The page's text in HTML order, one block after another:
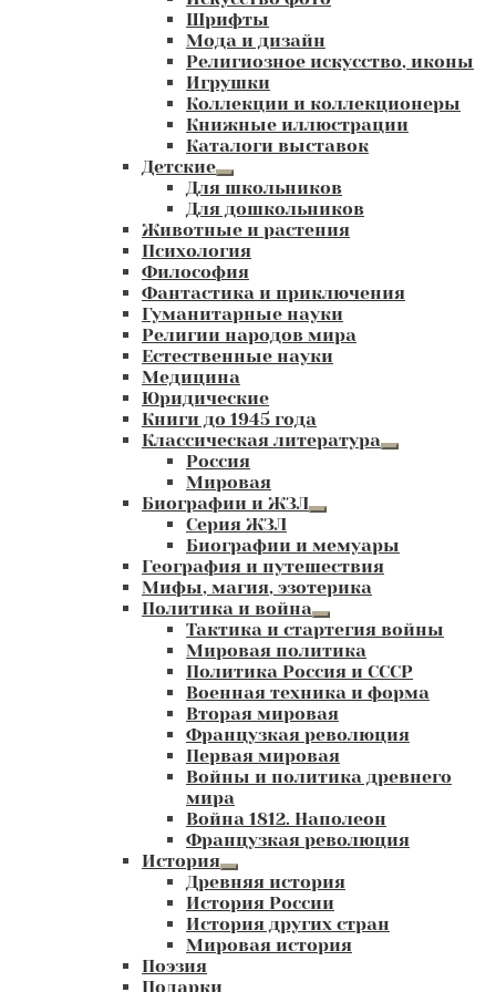
Шрифты
Мода и дизайн
Религиозное искусство, иконы
Игрушки
Коллекции и коллекционеры
Книжные иллюстрации
Каталоги выставок
Детские
Развернутое
вложенное
меню
Для школьников
Для дошкольников
Животные и растения
Психология
Философия
Фантастика и приключения
Гуманитарные науки
Религии народов мира
Естественные науки
Медицина
Юридические
Книги до 1945 года
Классическая литература
Развернутое
Россия
Мировая
Биографии и ЖЗЛ
Развернутое
меню
Серия ЖЗЛ
Биографии и мемуары
География и путешествия
Мифы, магия, эзотерика
Политика и война
Развернутое
вложенное
меню
Тактика и стартегия войны
Мировая политика
Политика Россия и СССР
Военная техника и форма
Вторая мировая
Французкая революция
Первая мировая
Войны и политика древнего
мира
Война 1812. Наполеон
Французкая революция
История
Развернутое
вложенное
меню
Древняя история
История России
История других стран
Мировая история
Поэзия
Подарки